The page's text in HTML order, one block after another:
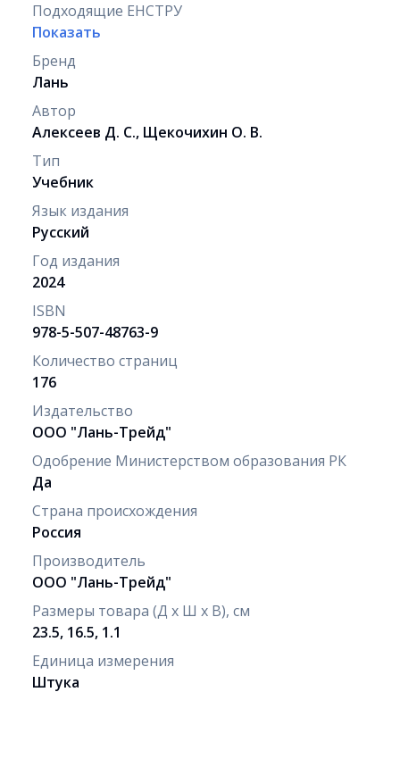
Подходящие ЕНСТРУ
Показать
Бренд
Лань
Автор
Алексеев Д. С., Щекочихин О. В.
Тип
Учебник
Язык издания
Русский
Год издания
2024
ISBN
978-5-507-48763-9
Количество страниц
176
Издательство
ООО "Лань-Трейд"
Одобрение Министерством образования РК
Да
Страна происхождения
Россия
Производитель
ООО "Лань-Трейд"
Размеры товара (Д х Ш х В), см
23.5, 16.5, 1.1
Единица измерения
Штука